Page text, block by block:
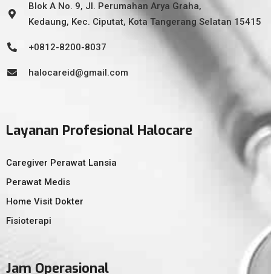
Blok A No. 9, Jl. Perumahan Arya Graha,
Kedaung, Kec. Ciputat, Kota Tangerang Selatan 15415
+0812-8200-8037
halocareid@gmail.com
Layanan Profesional Halocare
Caregiver Perawat Lansia
Perawat Medis
Home Visit Dokter
Fisioterapi
Jam Operasional